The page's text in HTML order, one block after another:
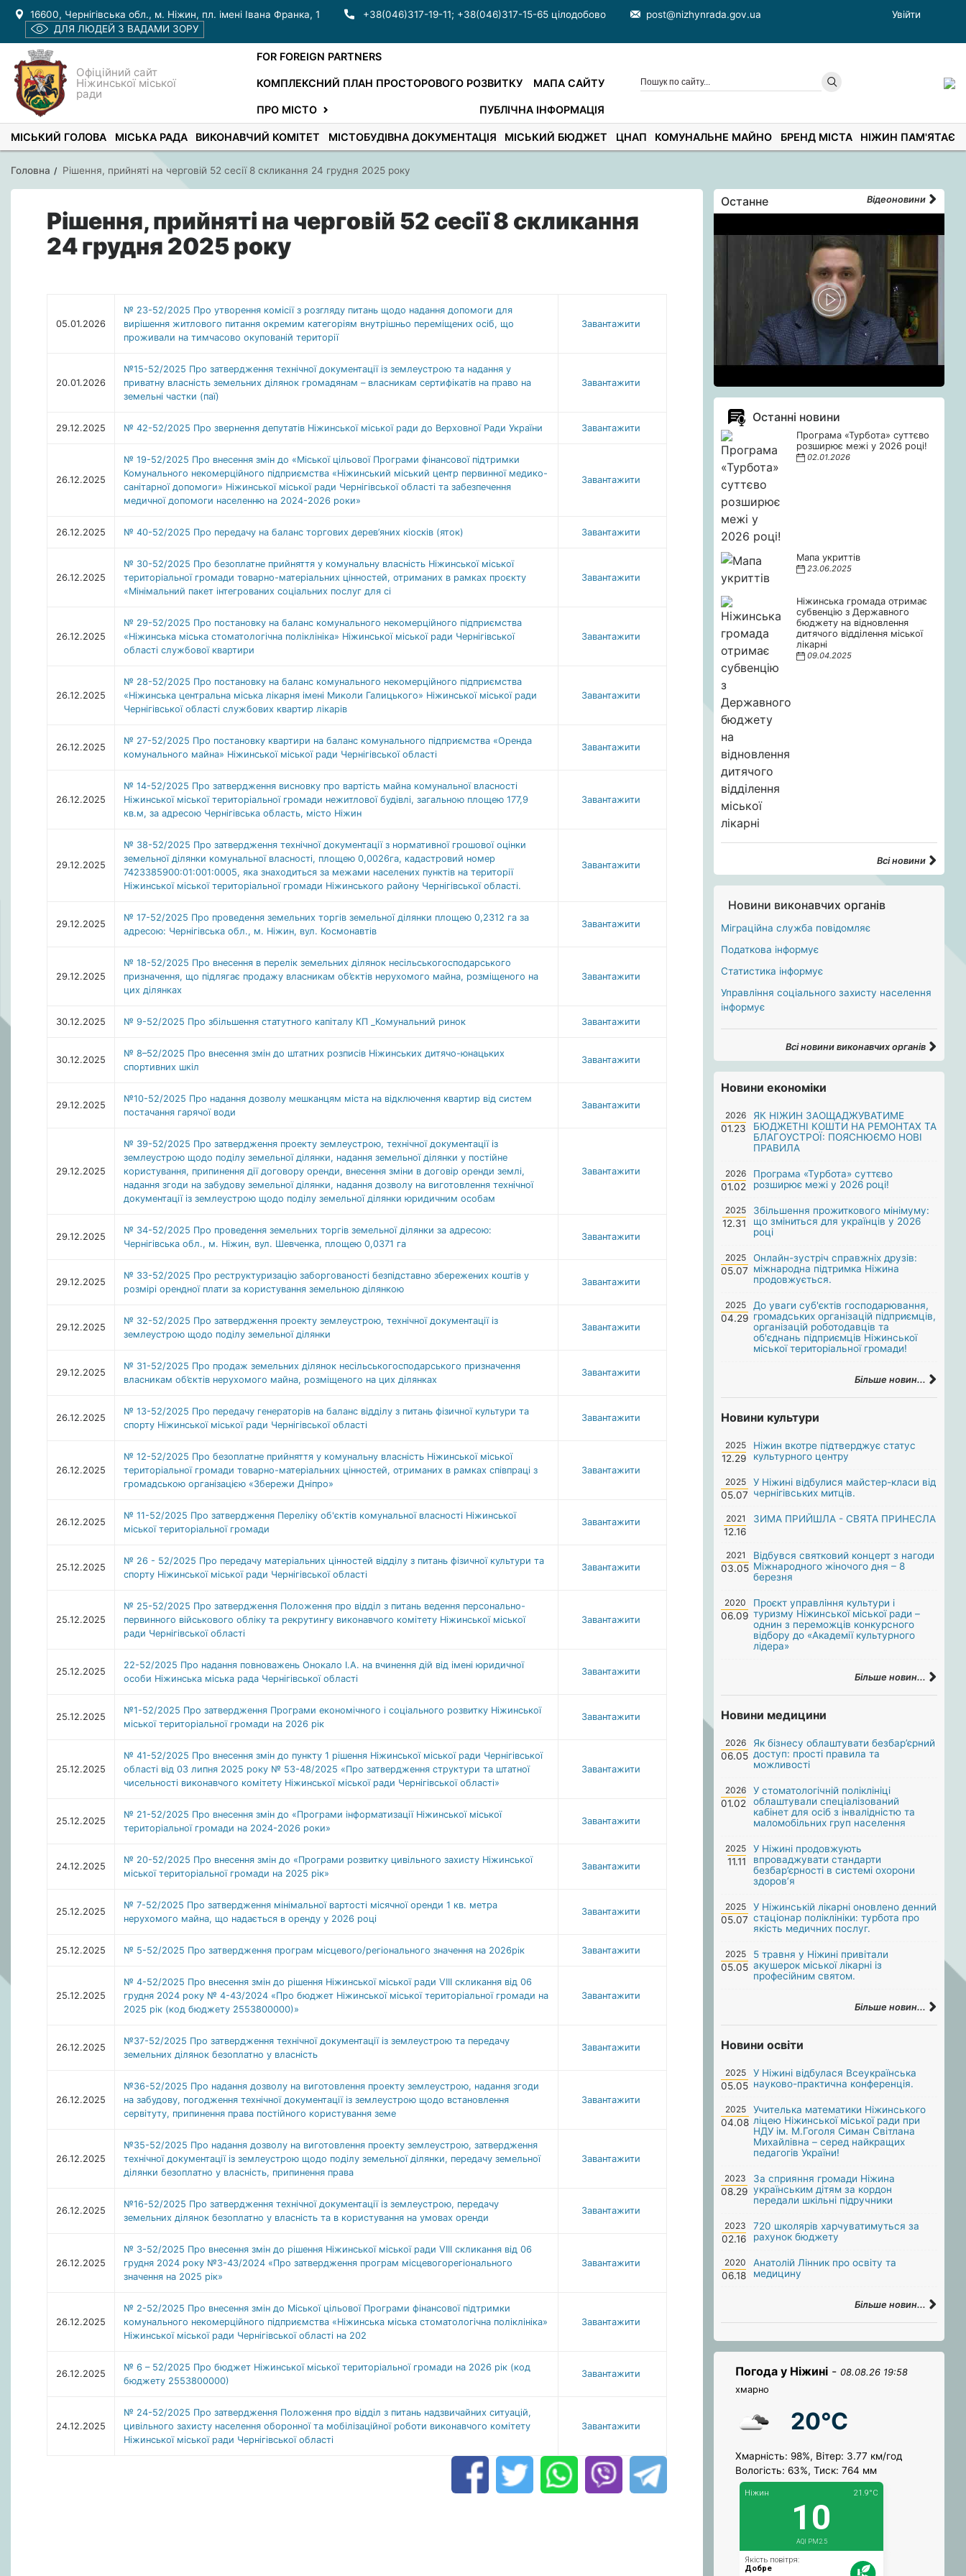
16600, Чернігівська обл., м. Ніжин, пл. імені Івана Франка, 1 +38(046)317-19-11; +38(046)317-15-65 цілодобово post@nizhynrada.gov.ua
Увійти
ДЛЯ ЛЮДЕЙ З ВАДАМИ ЗОРУ
Офіційний сайт
Ніжинської міської
ради
FOR FOREIGN PARTNERS
КОМПЛЕКСНИЙ ПЛАН ПРОСТОРОВОГО РОЗВИТКУ МАПА САЙТУ
ПРО МІСТО ПУБЛІЧНА ІНФОРМАЦІЯ
МІСЬКИЙ ГОЛОВА МІСЬКА РАДА ВИКОНАВЧИЙ КОМІТЕТ МІСТОБУДІВНА ДОКУМЕНТАЦІЯ МІСЬКИЙ БЮДЖЕТ ЦНАП КОМУНАЛЬНЕ МАЙНО БРЕНД МІСТА НІЖИН ПАМ'ЯТАЄ
Головна Рішення, прийняті на черговій 52 сесії 8 скликання 24 грудня 2025 року
Рішення, прийняті на черговій 52 сесії 8 скликання
24 грудня 2025 року
05.01.2026
№ 23-52/2025 Про утворення комісії з розгляду питань щодо надання допомоги для
вирішення житлового питання окремим категоріям внутрішньо переміщених осіб, що
проживали на тимчасово окупованій території
Завантажити
20.01.2026
№15-52/2025 Про затвердження технічної документації із землеустрою та надання у
приватну власність земельних ділянок громадянам – власникам сертифікатів на право на
земельні частки (паї)
Завантажити
29.12.2025 № 42-52/2025 Про звернення депутатів Ніжинської міської ради до Верховної Ради України Завантажити
26.12.2025
№ 19-52/2025 Про внесення змін до «Міської цільової Програми фінансової підтримки
Комунального некомерційного підприємства «Ніжинський міський центр первинної медико-
санітарної допомоги» Ніжинської міської ради Чернігівської області та забезпечення
медичної допомоги населенню на 2024-2026 роки»
Завантажити
26.12.2025 № 40-52/2025 Про передачу на баланс торгових дерев’яних кіосків (яток) Завантажити
26.12.2025
№ 30-52/2025 Про безоплатне прийняття у комунальну власність Ніжинської міської
територіальної громади товарно-матеріальних цінностей, отриманих в рамках проєкту
«Мінімальний пакет інтегрованих соціальних послуг для сі
Завантажити
26.12.2025
№ 29-52/2025 Про постановку на баланс комунального некомерційного підприємства
«Ніжинська міська стоматологічна поліклініка» Ніжинської міської ради Чернігівської
області службової квартири
Завантажити
26.12.2025
№ 28-52/2025 Про постановку на баланс комунального некомерційного підприємства
«Ніжинська центральна міська лікарня імені Миколи Галицького» Ніжинської міської ради
Чернігівської області службових квартир лікарів
Завантажити
26.12.2025
№ 27-52/2025 Про постановку квартири на баланс комунального підприємства «Оренда
комунального майна» Ніжинської міської ради Чернігівської області
Завантажити
26.12.2025
№ 14-52/2025 Про затвердження висновку про вартість майна комунальної власності
Ніжинської міської територіальної громади нежитлової будівлі, загальною площею 177,9
кв.м, за адресою Чернігівська область, місто Ніжин
Завантажити
29.12.2025
№ 38-52/2025 Про затвердження технічної документації з нормативної грошової оцінки
земельної ділянки комунальної власності, площею 0,0026га, кадастровий номер
7423385900:01:001:0005, яка знаходиться за межами населених пунктів на території
Ніжинської міської територіальної громади Ніжинського району Чернігівської області.
Завантажити
29.12.2025
№ 17-52/2025 Про проведення земельних торгів земельної ділянки площею 0,2312 га за
адресою: Чернігівська обл., м. Ніжин, вул. Космонавтів
Завантажити
29.12.2025
№ 18-52/2025 Про внесення в перелік земельних ділянок несільськогосподарського
призначення, що підлягає продажу власникам об’єктів нерухомого майна, розміщеного на
цих ділянках
Завантажити
30.12.2025 № 9-52/2025 Про збільшення статутного капіталу КП _Комунальний ринок Завантажити
30.12.2025
№ 8–52/2025 Про внесення змін до штатних розписів Ніжинських дитячо-юнацьких
спортивних шкіл
Завантажити
29.12.2025
№10-52/2025 Про надання дозволу мешканцям міста на відключення квартир від систем
постачання гарячої води
Завантажити
29.12.2025
№ 39-52/2025 Про затвердження проекту землеустрою, технічної документації із
землеустрою щодо поділу земельної ділянки, надання земельної ділянки у постійне
користування, припинення дії договору оренди, внесення зміни в договір оренди землі,
надання згоди на забудову земельної ділянки, надання дозволу на виготовлення технічної
документації із землеустрою щодо поділу земельної ділянки юридичним особам
Завантажити
29.12.2025
№ 34-52/2025 Про проведення земельних торгів земельної ділянки за адресою:
Чернігівська обл., м. Ніжин, вул. Шевченка, площею 0,0371 га
Завантажити
29.12.2025
№ 33-52/2025 Про реструктуризацію заборгованості безпідставно збережених коштів у
розмірі орендної плати за користування земельною ділянкою
Завантажити
29.12.2025
№ 32-52/2025 Про затвердження проекту землеустрою, технічної документації із
землеустрою щодо поділу земельної ділянки
Завантажити
29.12.2025
№ 31-52/2025 Про продаж земельних ділянок несільськогосподарського призначення
власникам об’єктів нерухомого майна, розміщеного на цих ділянках
Завантажити
26.12.2025
№ 13-52/2025 Про передачу генераторів на баланс відділу з питань фізичної культури та
спорту Ніжинської міської ради Чернігівської області
Завантажити
26.12.2025
№ 12-52/2025 Про безоплатне прийняття у комунальну власність Ніжинської міської
територіальної громади товарно-матеріальних цінностей, отриманих в рамках співпраці з
громадською організацією «Збережи Дніпро»
Завантажити
26.12.2025
№ 11-52/2025 Про затвердження Переліку об'єктів комунальної власності Ніжинської
міської територіальної громади
Завантажити
25.12.2025
№ 26 - 52/2025 Про передачу матеріальних цінностей відділу з питань фізичної культури та
спорту Ніжинської міської ради Чернігівської області
Завантажити
25.12.2025
№ 25-52/2025 Про затвердження Положення про відділ з питань ведення персонально-
первинного військового обліку та рекрутингу виконавчого комітету Ніжинської міської
ради Чернігівської області
Завантажити
25.12.2025
22-52/2025 Про надання повноважень Онокало І.А. на вчинення дій від імені юридичної
особи Ніжинська міська рада Чернігівської області
Завантажити
25.12.2025
№1-52/2025 Про затвердження Програми економічного і соціального розвитку Ніжинської
міської територіальної громади на 2026 рік
Завантажити
25.12.2025
№ 41-52/2025 Про внесення змін до пункту 1 рішення Ніжинської міської ради Чернігівської
області від 03 липня 2025 року № 53-48/2025 «Про затвердження структури та штатної
чисельності виконавчого комітету Ніжинської міської ради Чернігівської області»
Завантажити
25.12.2025
№ 21-52/2025 Про внесення змін до «Програми інформатизації Ніжинської міської
територіальної громади на 2024-2026 роки»
Завантажити
24.12.2025
№ 20-52/2025 Про внесення змін до «Програми розвитку цивільного захисту Ніжинської
міської територіальної громади на 2025 рік»
Завантажити
25.12.2025
№ 7-52/2025 Про затвердження мінімальної вартості місячної оренди 1 кв. метра
нерухомого майна, що надається в оренду у 2026 році
Завантажити
25.12.2025 № 5-52/2025 Про затвердження програм місцевого/регіонального значення на 2026рік Завантажити
25.12.2025
№ 4-52/2025 Про внесення змін до рішення Ніжинської міської ради VІІІ скликання від 06
грудня 2024 року № 4-43/2024 «Про бюджет Ніжинської міської територіальної громади на
2025 рік (код бюджету 2553800000)»
Завантажити
26.12.2025
№37-52/2025 Про затвердження технічної документації із землеустрою та передачу
земельних ділянок безоплатно у власність
Завантажити
26.12.2025
№36-52/2025 Про надання дозволу на виготовлення проекту землеустрою, надання згоди
на забудову, погодження технічної документації із землеустрою щодо встановлення
сервітуту, припинення права постійного користування земе
Завантажити
26.12.2025
№35-52/2025 Про надання дозволу на виготовлення проекту землеустрою, затвердження
технічної документації із землеустрою щодо поділу земельної ділянки, передачу земельної
ділянки безоплатно у власність, припинення права
Завантажити
26.12.2025
№16-52/2025 Про затвердження технічної документації із землеустрою, передачу
земельних ділянок безоплатно у власність та в користування на умовах оренди
Завантажити
26.12.2025
№ 3-52/2025 Про внесення змін до рішення Ніжинської міської ради VIII скликання від 06
грудня 2024 року №3-43/2024 «Про затвердження програм місцевогорегіонального
значення на 2025 рік»
Завантажити
26.12.2025
№ 2-52/2025 Про внесення змін до Міської цільової Програми фінансової підтримки
комунального некомерційного підприємства «Ніжинська міська стоматологічна поліклініка»
Ніжинської міської ради Чернігівської області на 202
Завантажити
26.12.2025
№ 6 – 52/2025 Про бюджет Ніжинської міської територіальної громади на 2026 рік (код
бюджету 2553800000)
Завантажити
24.12.2025
№ 24-52/2025 Про затвердження Положення про відділ з питань надзвичайних ситуацій,
цивільного захисту населення оборонної та мобілізаційної роботи виконавчого комітету
Ніжинської міської ради Чернігівської області
Завантажити
Останне Відеоновини
Останні новини
Програма «Турбота» суттєво
розширює межі у 2026 році!
02.01.2026
Мапа укриттів
23.06.2025
Ніжинська громада отримає
субвенцію з Державного
бюджету на відновлення
дитячого відділення міської
лікарні
09.04.2025
Всі новини
Новини виконавчих органів
Міграційна служба повідомляє
Податкова інформує
Статистика інформує
Управління соціального захисту населення
інформує
Всі новини виконавчих органів
Новини економіки
2026
01.23
ЯК НІЖИН ЗАОЩАДЖУВАТИМЕ
БЮДЖЕТНІ КОШТИ НА РЕМОНТАХ ТА
БЛАГОУСТРОЇ: ПОЯСНЮЄМО НОВІ
ПРАВИЛА
2026
01.02
Програма «Турбота» суттєво
розширює межі у 2026 році!
2025
12.31
Збільшення прожиткового мінімуму:
що зміниться для українців у 2026
році
2025
05.07
Онлайн-зустріч справжніх друзів:
міжнародна підтримка Ніжина
продовжується.
2025
04.29
До уваги суб'єктів господарювання,
громадських організацій підприємців,
організацій роботодавців та
об'єднань підприємців Ніжинської
міської територіальної громади!
Більше новин...
Новини культури
2025
12.29
Ніжин вкотре підтверджує статус
культурного центру
2025
05.07
У Ніжині відбулися майстер-класи від
чернігівських митців.
2021
12.16
ЗИМА ПРИЙШЛА - СВЯТА ПРИНЕСЛА
2021
03.05
Відбувся святковий концерт з нагоди
Міжнародного жіночого дня – 8
березня
2020
06.09
Проєкт управління культури і
туризму Ніжинської міської ради –
однин з переможців конкурсного
відбору до «Академії культурного
лідера»
Більше новин...
Новини медицини
2026
06.05
Як бізнесу облаштувати безбар’єрний
доступ: прості правила та
можливості
2026
01.02
У стоматологічній поліклініці
облаштували спеціалізований
кабінет для осіб з інвалідністю та
маломобільних груп населення
2025
11.11
У Ніжині продовжують
впроваджувати стандарти
безбар’єрності в системі охорони
здоров’я
2025
05.07
У Ніжинській лікарні оновлено денний
стаціонар поліклініки: турбота про
якість медичних послуг.
2025
05.05
5 травня у Ніжині привітали
акушерок міської лікарні із
професійним святом.
Більше новин...
Новини освіти
2025
05.05
У Ніжині відбулася Всеукраїнська
науково-практична конференція.
2025
04.08
Учителька математики Ніжинського
ліцею Ніжинської міської ради при
НДУ ім. М.Гоголя Симан Світлана
Михайлівна – серед найкращих
педагогів України!
2023
08.29
За сприяння громади Ніжина
українським дітям за кордон
передали шкільні підручники
2023
02.16
720 школярів харчуватимуться за
рахунок бюджету
2020
06.18
Анатолій Лінник про освіту та
медицину
Більше новин...
Погода у Ніжині - 08.08.26 19:58
хмарно
20°C
Хмарність: 98%, Вітер: 3.77 км/год
Вологість: 63%, Тиск: 764 мм